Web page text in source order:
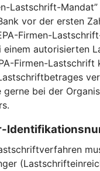
Lastschrift-
vor der ersten
Firmen-
einem autorisierten
Firmen-Lastschrift
gerne bei der